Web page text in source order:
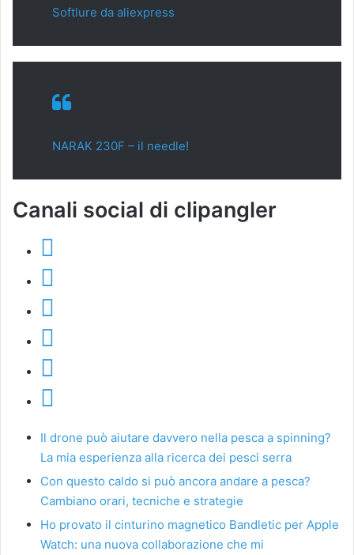
Softlure da aliexpress
NARAK 230F – il needle!
Canali social di clipangler
Il drone può aiutare davvero nella pesca a spinning?
La mia esperienza alla ricerca dei pesci serra
Con questo caldo si può ancora andare a pesca?
Cambiano orari, tecniche e strategie
Ho provato il cinturino magnetico Bandletic per Apple
Watch: una nuova collaborazione che mi